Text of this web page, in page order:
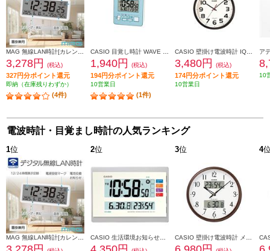
3,278円 (税込)
327円分ポイント還元
即納（在庫残りわずか）
(4件)
1,940円 (税込)
194円分ポイント還元
10営業日
(1件)
3,480円 (税込)
174円分ポイント還元
10営業日
10
電波時計・目覚まし時計の人気ランキング
1位 2位 3位 4